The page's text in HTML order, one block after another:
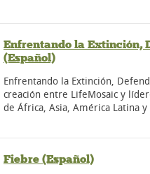
Enfrentando la Extinción,
(Español)
Enfrentando la Extinción,
creación entre LifeMosaic y
de África, Asia, América Latina
Fiebre (Español)